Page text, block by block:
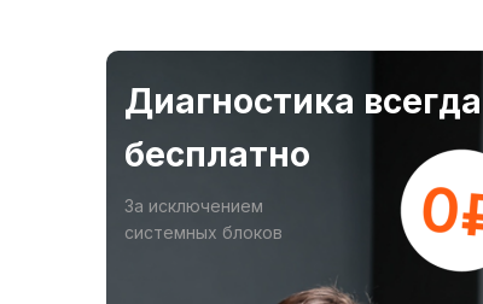
Диагностика всегда
бесплатно
За исключением
системных блоков